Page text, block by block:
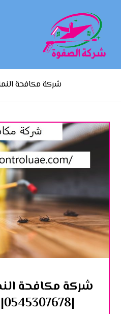
شركة مكافحة
شركة مكافحة
|0545307678| ابادة النمل